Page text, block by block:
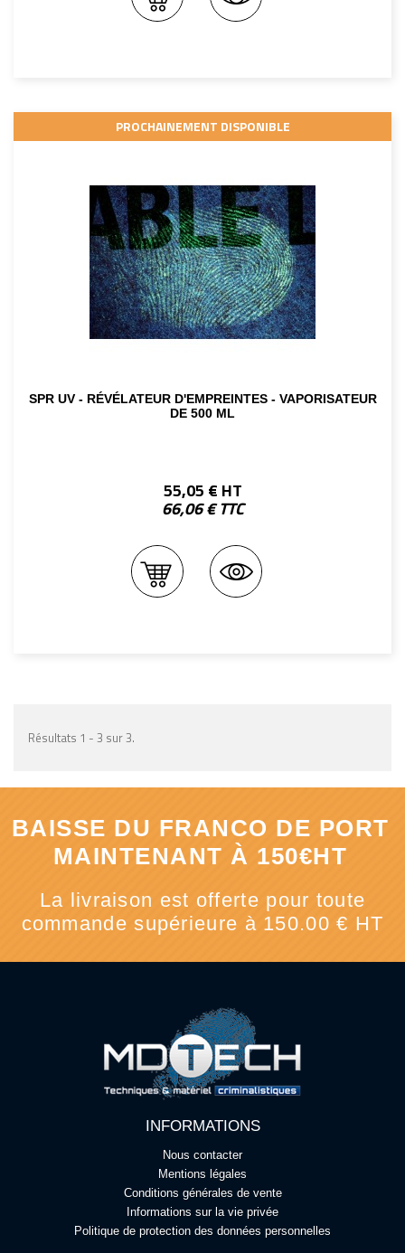
PROCHAINEMENT DISPONIBLE
SPR UV - RÉVÉLATEUR D'EMPREINTES - VAPORISATEUR
DE 500 ML
55,05 € HT
66,06 € TTC
Résultats 1 - 3 sur 3.
BAISSE DU FRANCO DE PORT
MAINTENANT À 150€HT
La livraison est offerte pour toute
commande supérieure à 150.00 € HT
INFORMATIONS
Nous contacter
Mentions légales
Conditions générales de vente
Informations sur la vie privée
Politique de protection des données personnelles